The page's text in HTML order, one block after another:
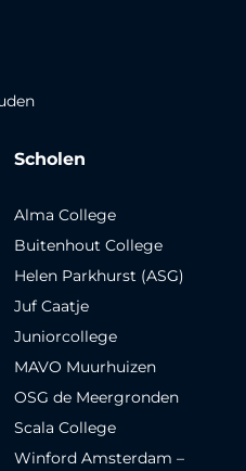
Scholen
Alma College
Buitenhout College
Helen Parkhurst (ASG)
Juf Caatje
Juniorcollege
MAVO Muurhuizen
OSG de Meergronden
Scala College
Winford Amsterdam –